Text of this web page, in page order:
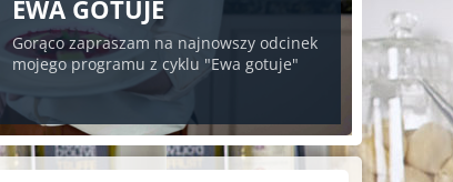
EWA GOTUJE
Gorąco zapraszam na najnowszy odcinek
mojego programu z cyklu "Ewa gotuje"